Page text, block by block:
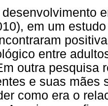
em um
entre
outra pesquisa
e suas mães
como era o